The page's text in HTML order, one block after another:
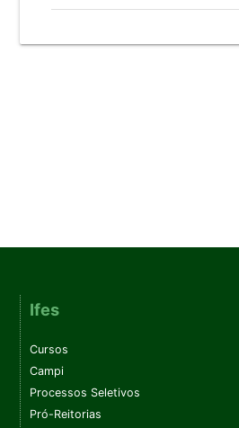
Ifes
Cursos
Campi
Processos Seletivos
Pró-Reitorias